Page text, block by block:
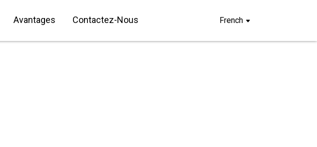
Avantages Contactez-Nous French